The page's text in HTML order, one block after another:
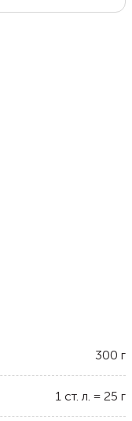
300 г
1 ст. л. = 25 г